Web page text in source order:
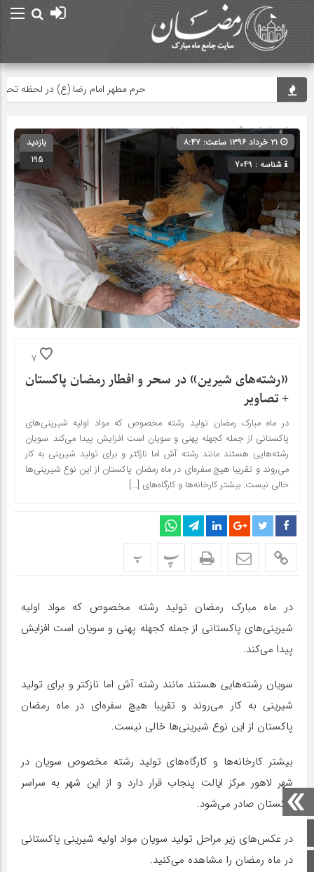
صفحه اصلی
اینستاگرام
حرم مطهر امام رضا (ع) در لحظه تحویل
صفحه اصلی» گروه » دسته‌بندی نشده
شناسه : 7049
بازدید
195
7
«رشته‌های شیرین» در سحر و افطار رمضان پاکستان
+ تصاویر
در ماه مبارک رمضان تولید رشته مخصوص که مواد اولیه شیرینی‌های
پاکستانی از جمله کجهله پهنی و سویان است افزایش پیدا می‌کند. سویان
رشته‌هایی هستند مانند رشته آش اما نازکتر و برای تولید شیرینی به کار
می‌روند و تقریبا هیچ سفره‌ای در ماه رمضان پاکستان از این نوع شیرینی‌ها
خالی نیست. بیشتر کارخانه‌ها و کارگاه‌های […]
پ پ
در ماه مبارک رمضان تولید رشته مخصوص که مواد اولیه
شیرینی‌های پاکستانی از جمله کجهله پهنی و سویان است افزایش
پیدا می‌کند.
سویان رشته‌هایی هستند مانند رشته آش اما نازکتر و برای تولید
شیرینی به کار می‌روند و تقریبا هیچ سفره‌ای در ماه رمضان
پاکستان از این نوع شیرینی‌ها خالی نیست.
بیشتر کارخانه‌ها و کارگاه‌های تولید رشته مخصوص سویان در
شهر لاهور مرکز ایالت پنجاب قرار دارد و از این شهر به سراسر
پاکستان صادر می‌شود.
در عکس‌های زیر مراحل تولید سویان مواد اولیه شیرینی پاکستانی
در ماه رمضان را مشاهده می‌کنید.